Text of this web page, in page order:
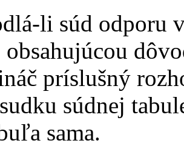
li súd odporu
obsahujúcou
príslušný
súdnej
sama.